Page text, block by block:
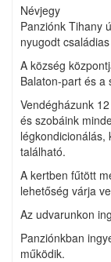
Névjegy
Panziónk Tihany
nyugodt
A község
Balaton-part és a
Vendégházunk
és szobáink
található.
A kertben fűtött
lehetőség várja
Az udvarunkon
Panziónkban
működik.